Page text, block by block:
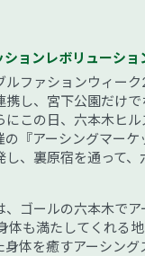
ョンレボリューショ
ルファションウィー
携し、宮下公園だけ
にこの日、六本木ヒ
の『アーシングマー
し、裏原宿を通って
、ゴールの六本木で
体も満たしてくれる
身体を癒すアーシン